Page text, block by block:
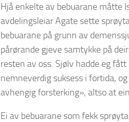
Hjå enkelte av bebuarane måtte
avdelingsleiar Agate sette
bebuarane på grunn av
pårørande gjeve samtykke på
resten av oss. Sjølv hadde eg
nemneverdig suksess i fortida,
avhengig forsterking», altso at
Ei av bebuarane som fekk